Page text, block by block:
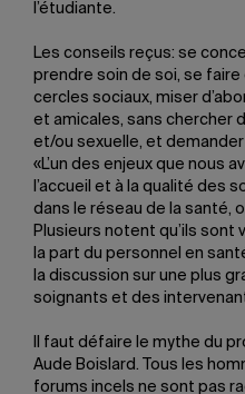
l’étudiante.
Les conseils reçus: se
prendre soin de soi, se faire
cercles sociaux, miser
et amicales, sans chercher
et/ou sexuelle, et demander
«L’un des enjeux que nous
l’accueil et à la qualité des
dans le réseau de la santé,
Plusieurs notent qu’ils
la part du personnel en
la discussion sur une plus
soignants et des
Il faut défaire le mythe du
Aude Boislard. Tous les
forums incels ne sont pas